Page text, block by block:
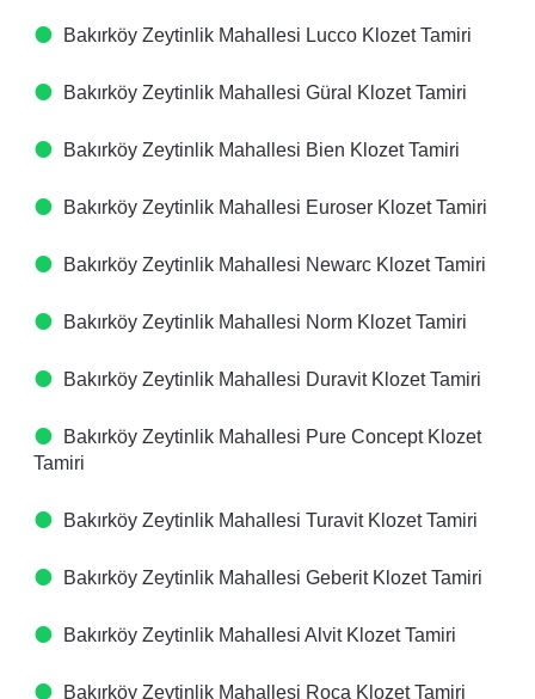
Bakırköy Zeytinlik Mahallesi Lucco Klozet Tamiri
Bakırköy Zeytinlik Mahallesi Güral Klozet Tamiri
Bakırköy Zeytinlik Mahallesi Bien Klozet Tamiri
Bakırköy Zeytinlik Mahallesi Euroser Klozet Tamiri
Bakırköy Zeytinlik Mahallesi Newarc Klozet Tamiri
Bakırköy Zeytinlik Mahallesi Norm Klozet Tamiri
Bakırköy Zeytinlik Mahallesi Duravit Klozet Tamiri
Bakırköy Zeytinlik Mahallesi Pure Concept Klozet
Tamiri
Bakırköy Zeytinlik Mahallesi Turavit Klozet Tamiri
Bakırköy Zeytinlik Mahallesi Geberit Klozet Tamiri
Bakırköy Zeytinlik Mahallesi Alvit Klozet Tamiri
Bakırköy Zeytinlik Mahallesi Roca Klozet Tamiri